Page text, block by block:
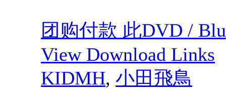
团购付款 此DVD /
View Download Links
KIDMH, 小田飛鳥